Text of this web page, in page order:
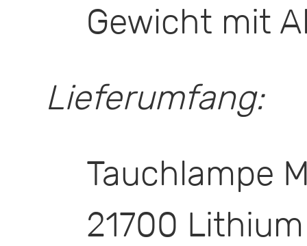
Gewicht mit
Lieferumfang:
Tauchlampe
21700